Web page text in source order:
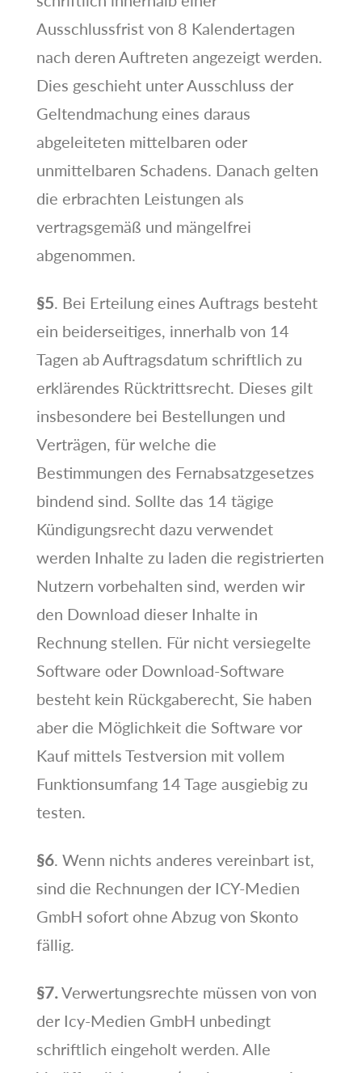
Ausschlussfrist von 8 Kalendertagen
nach deren Auftreten angezeigt werden.
Dies geschieht unter Ausschluss der
Geltendmachung eines daraus
abgeleiteten mittelbaren oder
unmittelbaren Schadens. Danach gelten
die erbrachten Leistungen als
vertragsgemäß und mängelfrei
abgenommen.
§5. Bei Erteilung eines Auftrags besteht
ein beiderseitiges, innerhalb von 14
Tagen ab Auftragsdatum schriftlich zu
erklärendes Rücktrittsrecht. Dieses gilt
insbesondere bei Bestellungen und
Verträgen, für welche die
Bestimmungen des Fernabsatzgesetzes
bindend sind. Sollte das 14 tägige
Kündigungsrecht dazu verwendet
werden Inhalte zu laden die registrierten
Nutzern vorbehalten sind, werden wir
den Download dieser Inhalte in
Rechnung stellen. Für nicht versiegelte
Software oder Download-Software
besteht kein Rückgaberecht, Sie haben
aber die Möglichkeit die Software vor
Kauf mittels Testversion mit vollem
Funktionsumfang 14 Tage ausgiebig zu
testen.
§6. Wenn nichts anderes vereinbart ist,
sind die Rechnungen der ICY-Medien
GmbH sofort ohne Abzug von Skonto
fällig.
§7.Verwertungsrechte müssen von von
der Icy-Medien GmbH unbedingt
schriftlich eingeholt werden. Alle